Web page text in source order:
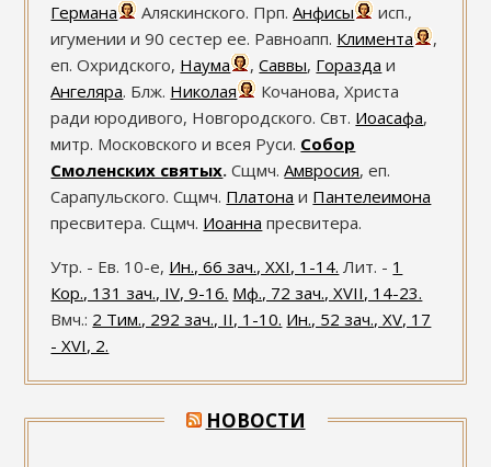
Германа
Аляскинского. Прп.Анфисы
исп.,
игумении и 90 сестер ее. Равноапп. Климента
,
еп. Охридского, Наума ,Саввы, Горазда и
Ангеляра. Блж. Николая
Кочанова, Христа
ради юродивого, Новгородского. Свт. Иоасафа,
митр. Московского и всея Руси. Собор
Смоленских святых. Сщмч.Амвросия, еп.
Сарапульского. Сщмч. Платона и Пантелеимона
пресвитера. Сщмч. Иоанна пресвитера.
Утр. - Ев. 10-е, Ин., 66 зач., XXI, 1-14. Лит. - 1
Кор., 131 зач., IV, 9-16. Мф., 72 зач., XVII, 14-23.
Вмч.: 2 Тим., 292 зач., II, 1-10. Ин., 52 зач., XV, 17
- XVI, 2.
НОВОСТИ